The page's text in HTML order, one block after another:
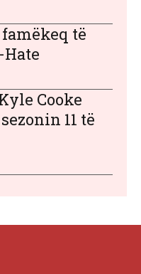
të
Cooke
11 të